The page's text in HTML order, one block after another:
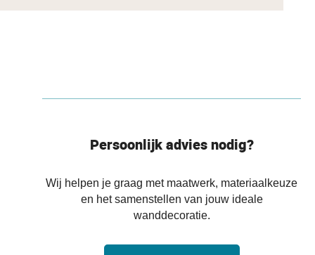
Persoonlijk advies nodig?
Wij helpen je graag met maatwerk, materiaalkeuze
en het samenstellen van jouw ideale
wanddecoratie.